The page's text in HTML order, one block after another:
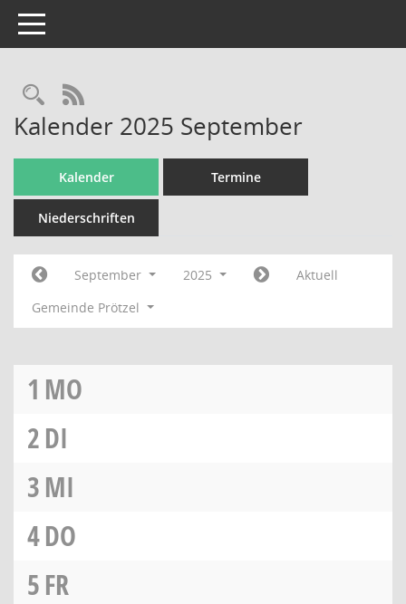
Toggle navigation
Rechercheauswahl
RSS-Feed
Kalender 2025 September
Kalender Termine
Niederschriften
September 2025
Aktuell
Gemeinde Prötzel
1 MO
2DI
3MI
4DO
5FR